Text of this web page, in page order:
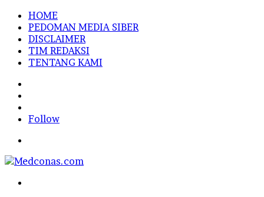
HOME
PEDOMAN MEDIA SIBER
DISCLAIMER
TIM REDAKSI
TENTANG KAMI
In
Follow